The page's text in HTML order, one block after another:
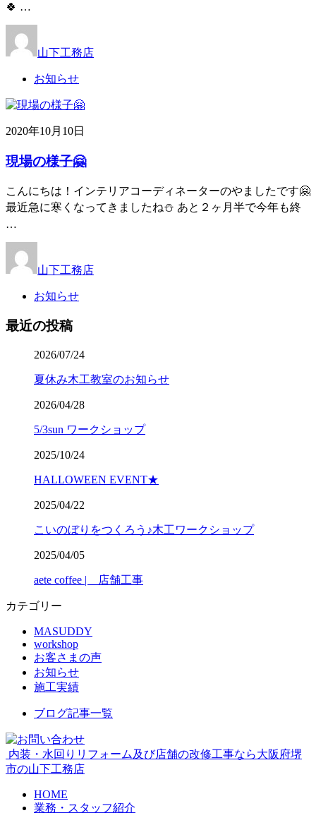
🍀 …
山下工務店
お知らせ
2020年10月10日
現場の様子🤗
こんにちは！インテリアコーディネーターのやましたです🤗
最近急に寒くなってきましたね⛄ あと２ヶ月半で今年も終
…
山下工務店
お知らせ
最近の投稿
2026/07/24
夏休み木工教室のお知らせ
2026/04/28
5/3sun ワークショップ
2025/10/24
HALLOWEEN EVENT★
2025/04/22
こいのぼりをつくろう♪木工ワークショップ
2025/04/05
aete coffee | 店舗工事
カテゴリー
MASUDDY
workshop
お客さまの声
お知らせ
施工実績
ブログ記事一覧
内装・水回りリフォーム及び店舗の改修工事なら大阪府堺
市の山下工務店
HOME
業務・スタッフ紹介